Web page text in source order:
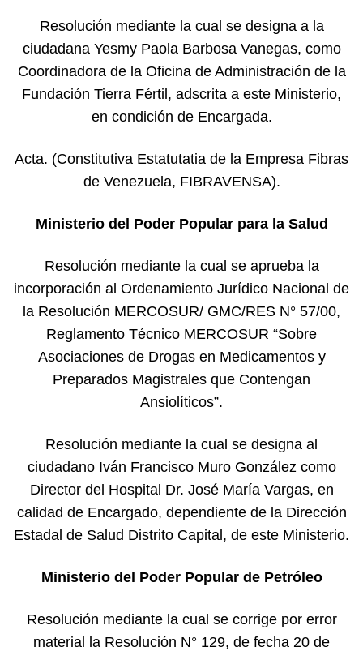
Resolución mediante la cual se designa a la
ciudadana Yesmy Paola Barbosa Vanegas, como
Coordinadora de la Oficina de Administración de la
Fundación Tierra Fértil, adscrita a este Ministerio,
en condición de Encargada.
Acta. (Constitutiva Estatutatia de la Empresa Fibras
de Venezuela, FIBRAVENSA).
Ministerio del Poder Popular para la Salud
Resolución mediante la cual se aprueba la
incorporación al Ordenamiento Jurídico Nacional de
la Resolución MERCOSUR/ GMC/RES N° 57/00,
Reglamento Técnico MERCOSUR “Sobre
Asociaciones de Drogas en Medicamentos y
Preparados Magistrales que Contengan
Ansiolíticos”.
Resolución mediante la cual se designa al
ciudadano Iván Francisco Muro González como
Director del Hospital Dr. José María Vargas, en
calidad de Encargado, dependiente de la Dirección
Estadal de Salud Distrito Capital, de este Ministerio.
Ministerio del Poder Popular de Petróleo
Resolución mediante la cual se corrige por error
material la Resolución N° 129, de fecha 20 de